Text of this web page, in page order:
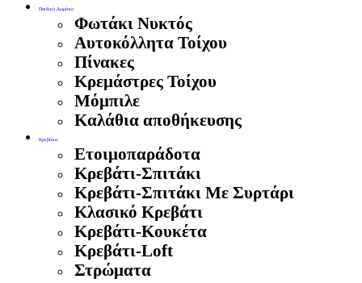
Παιδικό Δωμάτιο
Φωτάκι Νυκτός
Αυτοκόλλητα Τοίχου
Πίνακες
Κρεμάστρες Τοίχου
Μόμπιλε
Καλάθια αποθήκευσης
Κρεβάτια
Ετοιμοπαράδοτα
Κρεβάτι-Σπιτάκι
Κρεβάτι-Σπιτάκι Με Συρτάρι
Κλασικό Κρεβάτι
Κρεβάτι-Κουκέτα
Κρεβάτι-Loft
Στρώματα